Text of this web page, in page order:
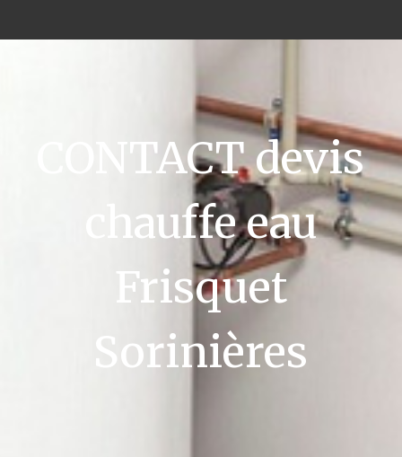
CONTACT devis
chauffe eau
Frisquet
Sorinières